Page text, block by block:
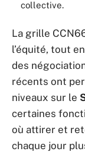
collective.
La grille
l’équité, tout
des
récents ont
niveaux sur le
certaines
où attirer et
chaque jour